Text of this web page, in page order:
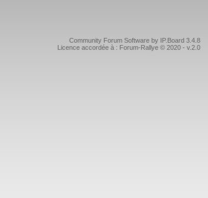
Community Forum Software by IP.Board 3.4.8
Licence accordée à : Forum-Rallye © 2020 - v.2.0